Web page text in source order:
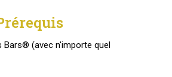
Bars® (avec n'importe quel